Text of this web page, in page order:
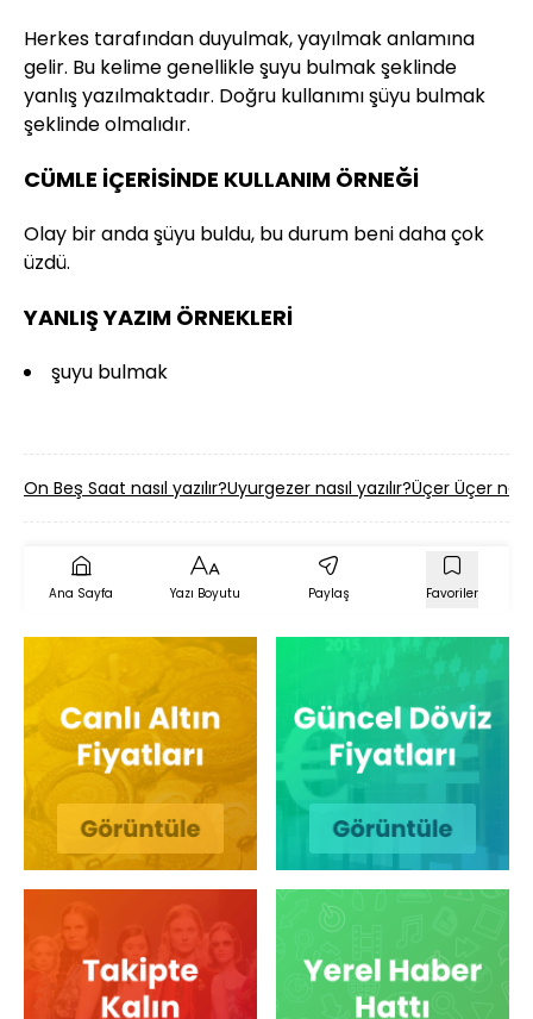
Herkes tarafından duyulmak, yayılmak anlamına
gelir. Bu kelime genellikle şuyu bulmak şeklinde
yanlış yazılmaktadır. Doğru kullanımı şüyu bulmak
şeklinde olmalıdır.
CÜMLE İÇERİSİNDE KULLANIM ÖRNEĞİ
Olay bir anda şüyu buldu, bu durum beni daha çok
üzdü.
YANLIŞ YAZIM ÖRNEKLERİ
şuyu bulmak
On Beş Saat nasıl yazılır?Uyurgezer nasıl yazılır?Üçer Üçer
Ana Sayfa Yazı Boyutu Paylaş Favoriler